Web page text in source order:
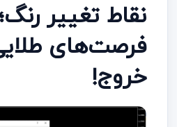
نقاط تغییر رنگ؛
فرصت‌های
خروج!